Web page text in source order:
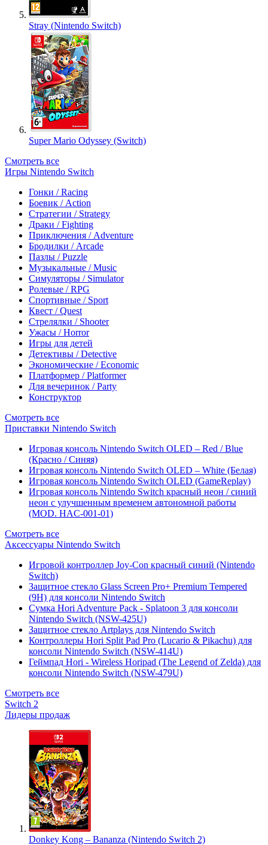
Stray (Nintendo Switch)
Super Mario Odyssey (Switch)
Смотреть все
Игры Nintendo Switch
Гонки / Racing
Боевик / Action
Стратегии / Strategy
Драки / Fighting
Приключения / Adventure
Бродилки / Arcade
Пазлы / Puzzle
Музыкальные / Music
Симуляторы / Simulator
Ролевые / RPG
Спортивные / Sport
Квест / Quest
Стрелялки / Shooter
Ужасы / Horror
Игры для детей
Детективы / Detective
Экономические / Economic
Платформер / Platformer
Для вечеринок / Party
Конструктор
Смотреть все
Приставки Nintendo Switch
Игровая консоль Nintendo Switch OLED – Red / Blue
(Красно / Синяя)
Игровая консоль Nintendo Switch OLED – White (Белая)
Игровая консоль Nintendo Switch OLED (GameReplay)
Игровая консоль Nintendo Switch красный неон / синий
неон с улучшенным временем автономной работы
(MOD. HAC-001-01)
Смотреть все
Аксессуары Nintendo Switch
Игровой контроллер Joy-Con красный синий (Nintendo
Switch)
Защитное стекло Glass Screen Pro+ Premium Tempered
(9H) для консоли Nintendo Switch
Сумка Hori Adventure Pack - Splatoon 3 для консоли
Nintendo Switch (NSW-425U)
Защитное стекло Artplays для Nintendo Switch
Контроллеры Hori Split Pad Pro (Lucario & Pikachu) для
консоли Nintendo Switch (NSW-414U)
Геймпад Hori - Wireless Horipad (The Legend of Zelda) для
консоли Nintendo Switch (NSW-479U)
Смотреть все
Switch 2
Лидеры продаж
Donkey Kong – Bananza (Nintendo Switch 2)